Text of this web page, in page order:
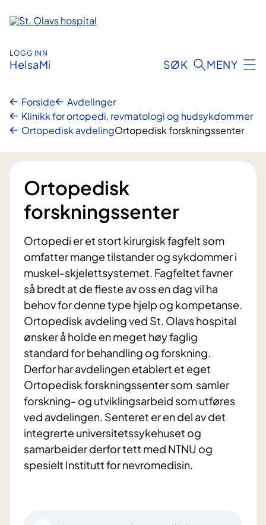
innhold
LOGG INN
HelsaMi SØK MENY
Forside
Avdelinger
Klinikk for ortopedi, revmatologi og hudsykdommer
Ortopedisk avdelingOrtopedisk forskningssenter
Ortopedisk
forskningssenter
Ortopedi er et stort kirurgisk fagfelt som
omfatter mange tilstander og sykdommer i
muskel-skjelettsystemet. Fagfeltet favner
så bredt at de fleste av oss en dag vil ha
behov for denne type hjelp og kompetanse.
Ortopedisk avdeling ved St. Olavs hospital
ønsker å holde en meget høy faglig
standard for behandling og forskning.
Derfor har avdelingen etablert et eget
Ortopedisk forskningssenter som samler
forskning- og utviklingsarbeid som utføres
ved avdelingen. Senteret er en del av det
integrerte universitetssykehuset og
samarbeider derfor tett med NTNU og
spesielt Institutt for nevromedisin.